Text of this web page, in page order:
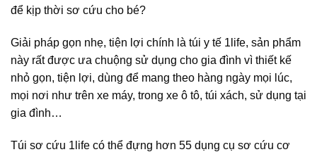
để kịp thời sơ cứu cho bé?
Giải pháp gọn nhẹ, tiện lợi chính là túi y tế 1life, sản phẩm
này rất được ưa chuộng sử dụng cho gia đình vì thiết kế
nhỏ gọn, tiện lợi, dùng để mang theo hàng ngày mọi lúc,
mọi nơi như trên xe máy, trong xe ô tô, túi xách, sử dụng tại
gia đình…
Túi sơ cứu 1life có thể đựng hơn 55 dụng cụ sơ cứu cơ